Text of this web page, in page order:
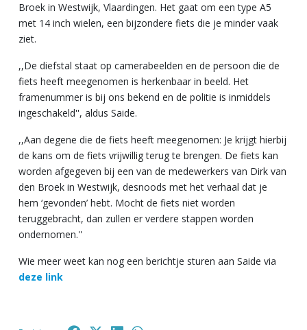
Broek in Westwijk, Vlaardingen. Het gaat om een type A5
met 14 inch wielen, een bijzondere fiets die je minder vaak
ziet.
,,De diefstal staat op camerabeelden en de persoon die de
fiets heeft meegenomen is herkenbaar in beeld. Het
framenummer is bij ons bekend en de politie is inmiddels
ingeschakeld'', aldus Saide.
,,Aan degene die de fiets heeft meegenomen: Je krijgt hierbij
de kans om de fiets vrijwillig terug te brengen. De fiets kan
worden afgegeven bij een van de medewerkers van Dirk van
den Broek in Westwijk, desnoods met het verhaal dat je
hem ‘gevonden’ hebt. Mocht de fiets niet worden
teruggebracht, dan zullen er verdere stappen worden
ondernomen.''
Wie meer weet kan nog een berichtje sturen aan Saide via
deze link